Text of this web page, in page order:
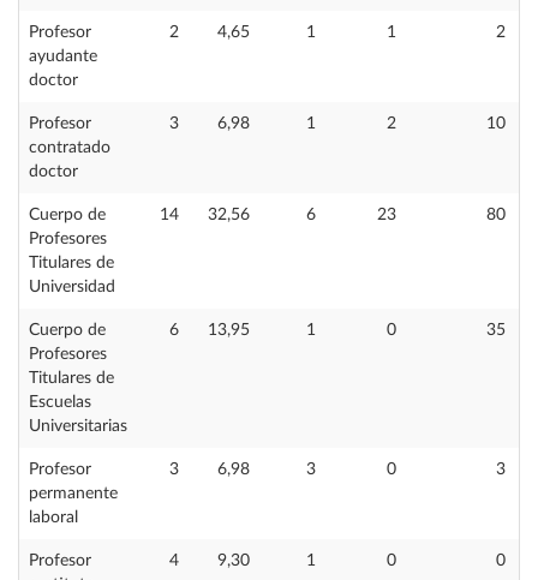
Profesor
ayudante
doctor
2 4,65 1 1 2
Profesor
contratado
doctor
3 6,98 1 2 10
Cuerpo de
Profesores
Titulares de
Universidad
14 32,56 6 23 80
Cuerpo de
Profesores
Titulares de
Escuelas
Universitarias
6 13,95 1 0 35
Profesor
permanente
laboral
3 6,98 3 0 3
Profesor
4 9,30 1 0 0